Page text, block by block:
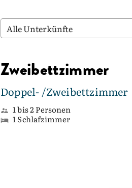
Alle Unterkünfte
Zweibettzimmer
Doppel- /Zweibettzimmer
1 bis 2 Personen
1 Schlafzimmer